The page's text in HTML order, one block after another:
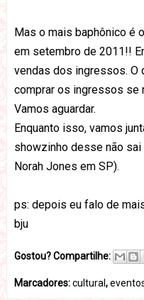
Mas o mais baphônico é o
em setembro de 2011!!
vendas dos ingressos. O
comprar os ingressos se
Vamos aguardar.
Enquanto isso, vamos
showzinho desse não
Norah Jones em SP).
ps: depois eu falo de
bju
Gostou? Compartilhe:
Marcadores:cultural ,